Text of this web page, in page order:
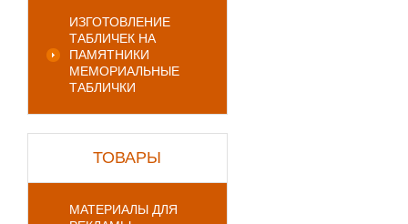
ИЗГОТОВЛЕНИЕ
ТАБЛИЧЕК НА
ПАМЯТНИКИ
МЕМОРИАЛЬНЫЕ
ТАБЛИЧКИ
ТОВАРЫ
МАТЕРИАЛЫ ДЛЯ